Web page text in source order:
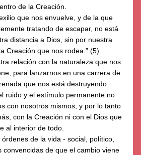
de la Creación.
que nos envuelve, y de la que
tratando de escapar, no está
distancia a Dios, sin por nuestra
Creación que nos rodea.” (5)
relación con la naturaleza que nos
para lanzarnos en una carrera de
que nos está destruyendo.
ruido y el estímulo permanente no
con nosotros mismos, y por lo tanto
con la Creación ni con el Dios que
al interior de todo.
de la vida - social, político,
convencidas de que el cambio viene